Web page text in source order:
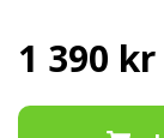
1 390 kr